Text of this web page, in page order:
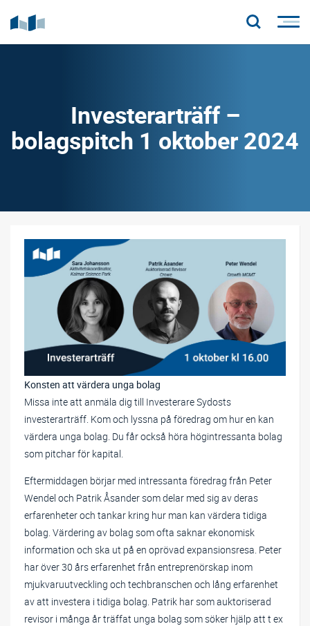
Investerarträff –
bolagspitch 1 oktober 2024
Konsten att värdera unga bolag
Missa inte att anmäla dig till Investerare Sydosts
investerarträff. Kom och lyssna på föredrag om hur en kan
värdera unga bolag. Du får också höra högintressanta bolag
som pitchar för kapital.
Eftermiddagen börjar med intressanta föredrag från Peter
Wendel och Patrik Åsander som delar med sig av deras
erfarenheter och tankar kring hur man kan värdera tidiga
bolag. Värdering av bolag som ofta saknar ekonomisk
information och ska ut på en oprövad expansionsresa. Peter
har över 30 års erfarenhet från entreprenörskap inom
mjukvaruutveckling och techbranschen och lång erfarenhet
av att investera i tidiga bolag. Patrik har som auktoriserad
revisor i många år träffat unga bolag som söker hjälp att t ex